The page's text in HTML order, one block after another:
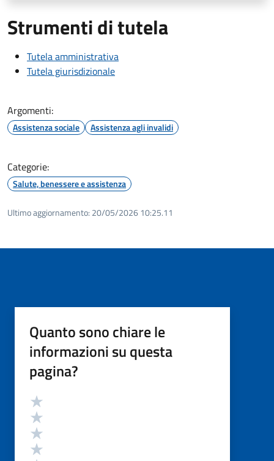
Strumenti di tutela
Tutela amministrativa
Tutela giurisdizionale
Argomenti:
Assistenza sociale Assistenza agli invalidi
Categorie:
Salute, benessere e assistenza
Ultimo aggiornamento: 20/05/2026 10:25.11
Quanto sono chiare le
informazioni su questa
pagina?
Valutazione